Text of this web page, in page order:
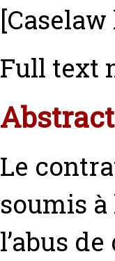
Full text
Abstract
Le
soumis
l’abus